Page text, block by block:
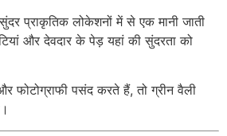
प्राकृतिक लोकेशनों में से एक मानी जाती
और देवदार के पेड़ यहां की सुंदरता को
फोटोग्राफी पसंद करते हैं, तो ग्रीन वैली